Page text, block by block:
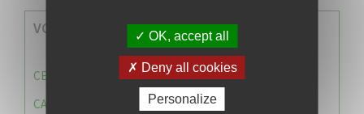
VOS SERVICES MUNICIPAUX
CENTRE COMMUNAL D’ACTION SOCIALE (C.C.A.S)
CAISSE DES ÉCOLES
OK, accept all
Deny all cookies
Personalize